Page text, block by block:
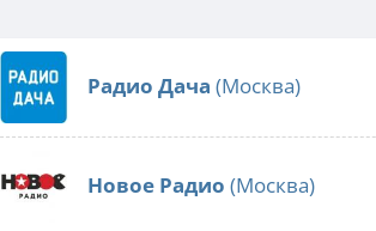
Радио Дача (Москва)
Новое Радио (Москва)